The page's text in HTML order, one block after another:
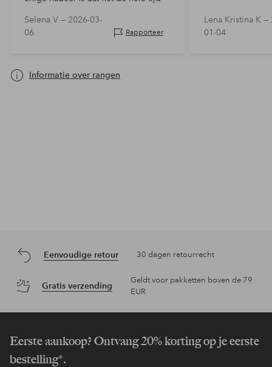
Selena V — 2026-03-
06
Rapporteer
Lena Kristina K —
01-04
Informatie over rangen
Eenvoudige retour 30 dagen retourrecht
Gratis verzending
Geldt voor pakketten boven de 79
EUR
Eerste aankoop? Ontvang 20% korting op je eerste
bestelling*.